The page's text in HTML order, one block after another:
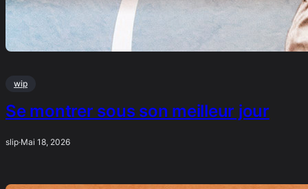
wip
Se montrer sous son meilleur jour
slip·Mai 18, 2026